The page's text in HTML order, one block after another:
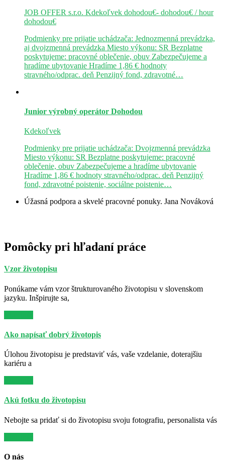
JOB OFFER s.r.o. Kdekoľvek dohodou€- dohodou€ / hour
dohodou€
Podmienky pre prijatie uchádzača: Jednozmenná prevádzka,
aj dvojzmenná prevádzka Miesto výkonu: SR Bezplatne
poskytujeme: pracovné oblečenie, obuv Zabezpečujeme a
hradíme ubytovanie Hradíme 1,86 € hodnoty
stravného/odprac. deň Penzijný fond, zdravotné…
Junior výrobný operátor Dohodou
Kdekoľvek
Podmienky pre prijatie uchádzača: Dvojzmenná prevádzka
Miesto výkonu: SR Bezplatne poskytujeme: pracovné
oblečenie, obuv Zabezpečujeme a hradíme ubytovanie
Hradíme 1,86 € hodnoty stravného/odprac. deň Penzijný
fond, zdravotné poistenie, sociálne poistenie…
Úžasná podpora a skvelé pracovné ponuky. Jana Nováková
Pomôcky pri hľadaní práce
Vzor životopisu
Ponúkame vám vzor štrukturovaného životopisu v slovenskom
jazyku. Inšpirujte sa,
Ako napísať dobrý životopis
Úlohou životopisu je predstaviť vás, vaše vzdelanie, doterajšiu
kariéru a
Akú fotku do životopisu
Nebojte sa pridať si do životopisu svoju fotografiu, personalista vás
O nás